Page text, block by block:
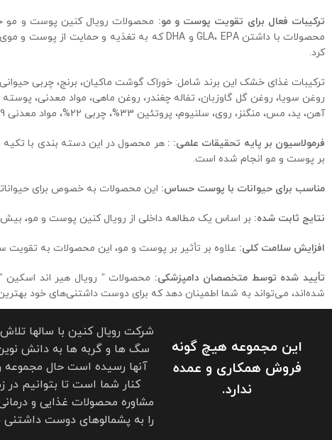
ترکیبات فعال برای تقویت پوست و مو: محصولات رویال کنین پوست و مو
محصولات با داشتن GLA، EPA و DHA که به تغذیه و حمایت از پوست و موی گربه شما کمک می‌کند.
کرد.
ترکیبات غذای خشک این برند شامل: خوراک گوشت ماکیان، برنج، چربی
آهن، ید، مس، منگنز، روی، سلنیوم، پروتئین 33%، چربی 22%، مواد معدنی 6.9%، فیبر 5%
فرمولاسیون بر پایه تحقیقات علمی: :
بر پوست و مو انجام شده است.
مناسب برای حیوانات با پوست حساس: این محصولات به خصوص برای
نتایج ثابت شده: بر اساس یک مطالعه داخلی از رویال کنین پوست و مو، بیش از 90% از صاحبان حیوانات خانگی توانسته‌اند پس از سه هفته کیفیت خوب پوست
افزایش سلامت کلی: علاوه بر تأثیر بر پوست و مو، این محصولات به
تأیید شده توسط متخصصان دامپزشکی: محصولات ” رویال هیر اند
شده‌اند، می‌تواند به شما اطمینان دهد که برای دوست داشتنی‌های خود بهترین
این مجموعه هیچ گونه
فروش همکاری و عمده
ندارد.
شرکت رویال کنین با سالها
سگ ها و گربه ها به دانش
آنها رسیده است حال مجموعه
کنار شما است تا بتوانیم در
مشاوره محصولات غذایی و
را به پشمالوهای دوست داشتنی